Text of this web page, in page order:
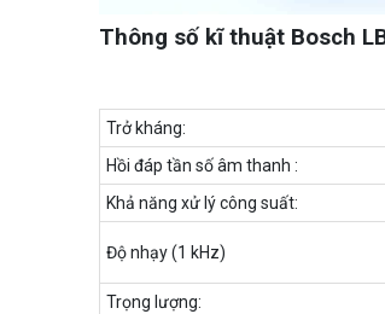
Thông số kĩ thuật Bosch
Trở kháng:
Hồi đáp tần số âm thanh :
Khả năng xử lý công suất:
Độ nhạy (1 kHz)
Trọng lượng: